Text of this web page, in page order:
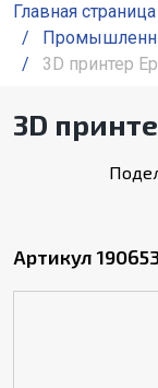
Главная страница
/
/
3D принтер
3D
Артикул